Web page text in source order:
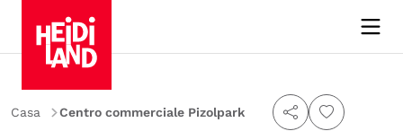
Casa Centro commerciale Pizolpark